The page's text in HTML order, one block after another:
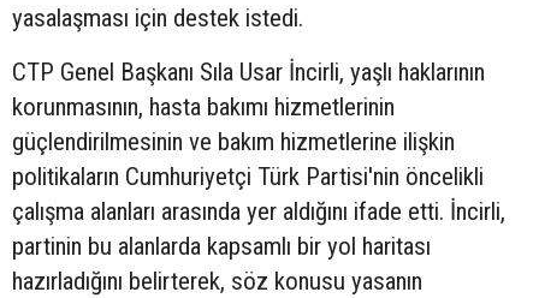
yasalaşması için destek istedi.
CTP Genel Başkanı Sıla Usar İncirli, yaşlı haklarının
korunmasının, hasta bakımı hizmetlerinin
güçlendirilmesinin ve bakım hizmetlerine ilişkin
politikaların Cumhuriyetçi Türk Partisi'nin öncelikli
çalışma alanları arasında yer aldığını ifade etti. İncirli,
partinin bu alanlarda kapsamlı bir yol haritası
hazırladığını belirterek, söz konusu yasanın